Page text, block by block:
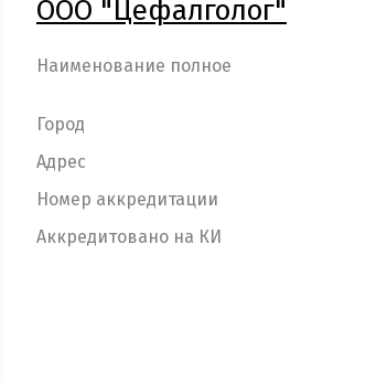
ООО "Цефалголог"
Наименование полное
Город
Адрес
Номер аккредитации
Аккредитовано на КИ